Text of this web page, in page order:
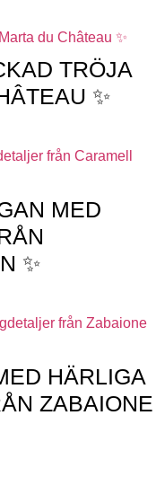
TRÖJA
✨
MED
✨
HÄRLIGA
ZABAIONE